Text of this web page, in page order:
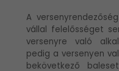
A
vállal felelősséget
versenyre való
pedig a versenyen
bekövetkező